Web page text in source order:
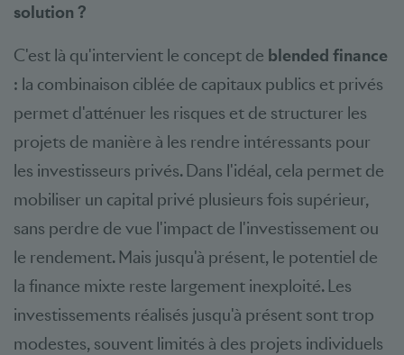
solution ?
C'est là qu'intervient le concept de blended finance
: la combinaison ciblée de capitaux publics et privés
permet d'atténuer les risques et de structurer les
projets de manière à les rendre intéressants pour
les investisseurs privés. Dans l'idéal, cela permet de
mobiliser un capital privé plusieurs fois supérieur,
sans perdre de vue l'impact de l'investissement ou
le rendement. Mais jusqu'à présent, le potentiel de
la finance mixte reste largement inexploité. Les
investissements réalisés jusqu'à présent sont trop
modestes, souvent limités à des projets individuels